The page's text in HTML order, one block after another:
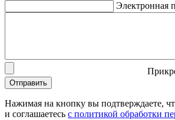
Электронная
Нажимая на кнопку вы подтверждаете,
и соглашаетесь с политикой обработки